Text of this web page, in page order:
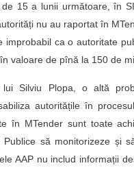
15 a lunii următoare, în
nu au raportat în
improbabil ca o autoritate
valoare de pînă la 150 de
lui Silviu Plopa, o altă
autoritățile în
în MTender sunt toate
Publice să monitorizeze și
AAP nu includ informații